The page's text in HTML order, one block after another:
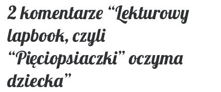
2 komentarze “Lekturowy
lapbook, czyli
“Pięciopsiaczki” oczyma
dziecka”